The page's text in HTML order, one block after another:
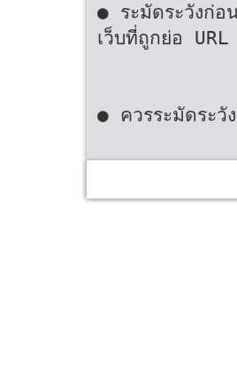
● ระมัดระวังก่อ
เว็บที่ถูกย่อ
● ควรระมัดระวั